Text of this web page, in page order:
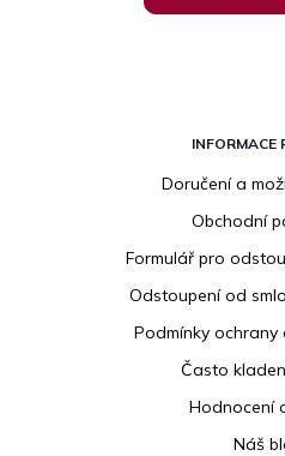
INFORMACE
Doručení a
Obchodní
Formulář pro
Odstoupení od
Podmínky ochrany
Často
Hodnocení
Náš